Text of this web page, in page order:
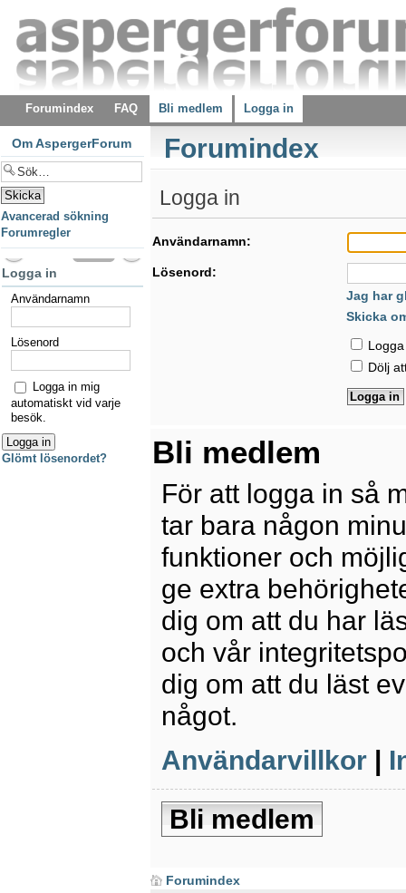
Forumindex FAQ Bli medlem Logga in
Forumindex
Logga in
Användarnamn:
Lösenord:
Jag har
Skicka
Dölj
Bli medlem
För att logga in så
tar bara någon
funktioner och
ge extra
dig om att du har
och vår
dig om att du läst
något.
Användarvillkor |
Bli medlem
Forumindex
Om AspergerForum
Avancerad sökning
Forumregler
Logga in
Användarnamn
Lösenord
Logga in mig
automatiskt vid varje
besök.
Glömt lösenordet?